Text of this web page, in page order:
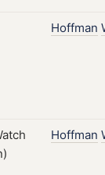
Hoffman
Hoffman